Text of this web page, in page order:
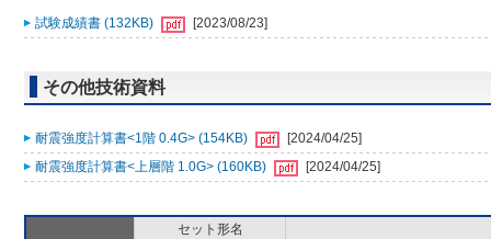
試験成績書 (132KB) [2023/08/23]
その他技術資料
耐震強度計算書<1階 0.4G> (154KB)
[2024/04/25]
耐震強度計算書<上層階 1.0G> (160KB)
[2024/04/25]
セット形名